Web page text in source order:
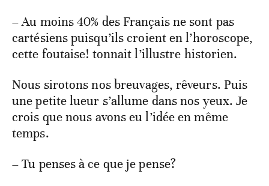
– Au moins 40% des Français ne sont pas
cartésiens puisqu’ils croient en l’horoscope,
cette foutaise! tonnait l’illustre historien.
Nous sirotons nos breuvages, rêveurs. Puis
une petite lueur s’allume dans nos yeux. Je
crois que nous avons eu l’idée en même
temps.
– Tu penses à ce que je pense?